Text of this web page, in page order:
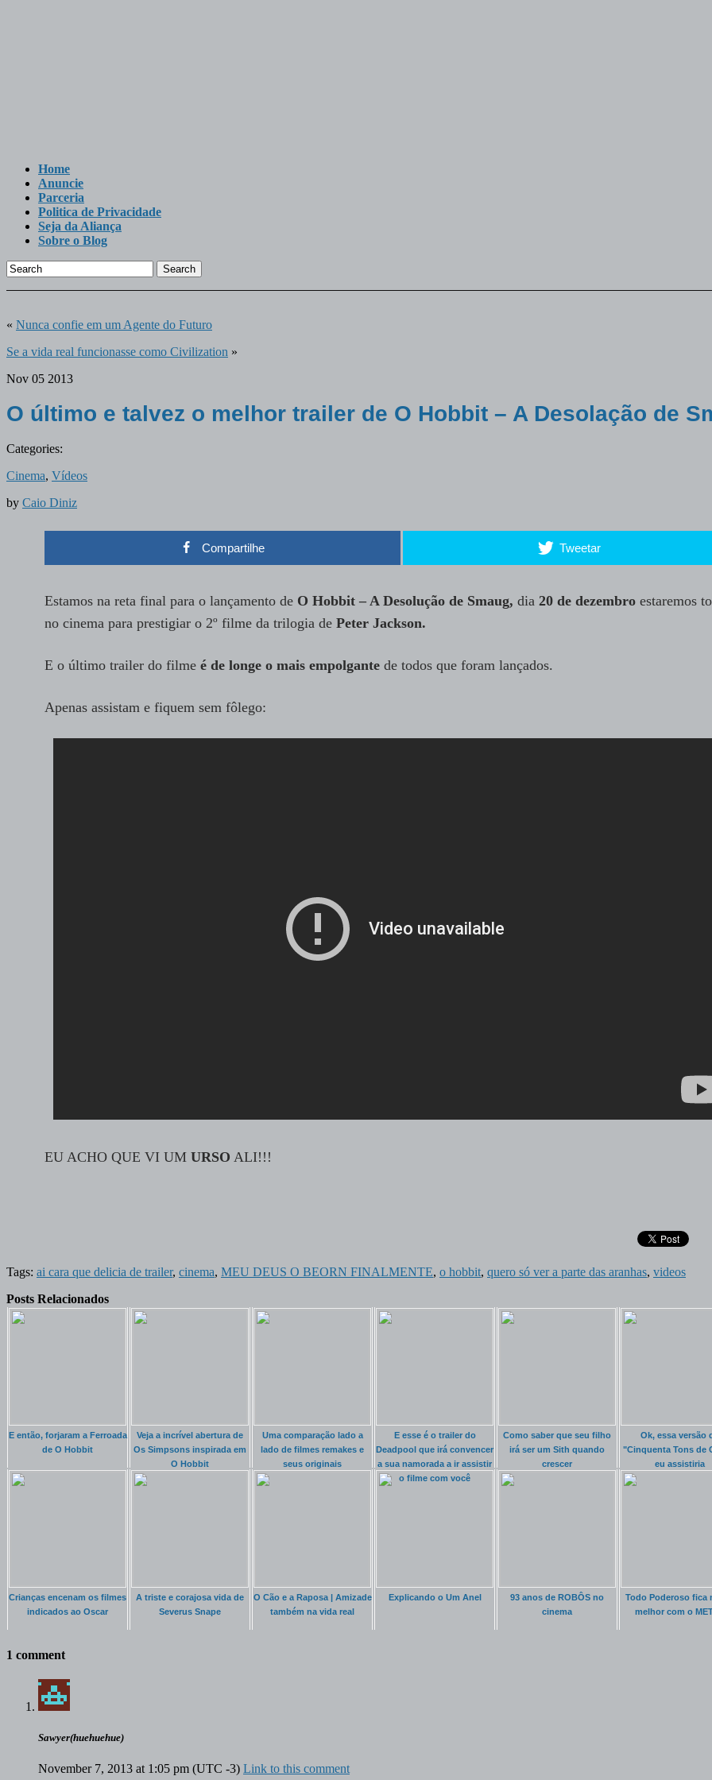
Home
Anuncie
Parceria
Politica de Privacidade
Seja da Aliança
Sobre o Blog
Search
« Nunca confie em um Agente do Futuro
Se a vida real funcionasse como Civilization »
Nov 05 2013
O último e talvez o melhor trailer de O Hobbit – A Desolação de
Categories:
Cinema, Vídeos
by Caio Diniz
Compartilhe Tweetar
Estamos na reta final para o lançamento de O Hobbit – A Desolução de Smaug, dia 20 de dezembro estaremos
no cinema para prestigiar o 2º filme da trilogia de Peter Jackson.
E o último trailer do filme é de longe o mais empolgante de todos que foram lançados.
Apenas assistam e fiquem sem fôlego:
EU ACHO QUE VI UM URSO ALI!!!
Tags: ai cara que delicia de trailer, cinema, MEU DEUS O BEORN FINALMENTE, o hobbit, quero só ver a parte das aranhas, videos
Posts Relacionados
E então, forjaram a Ferroada
de O Hobbit
Veja a incrível abertura de
Os Simpsons inspirada em
O Hobbit
Uma comparação lado a
lado de filmes remakes e
seus originais
E esse é o trailer do
Deadpool que irá convencer
a sua namorada a ir assistir
o filme com você
Como saber que seu filho
irá ser um Sith quando
crescer
Ok, essa versão
"Cinquenta Tons de
eu assistiria
Crianças encenam os filmes
indicados ao Oscar
A triste e corajosa vida de
Severus Snape
O Cão e a Raposa | Amizade
também na vida real
Explicando o Um Anel
93 anos de ROBÔS no
cinema
Todo Poderoso fica
melhor com o
1 comment
Sawyer(huehuehue)
November 7, 2013 at 1:05 pm (UTC -3) Link to this comment